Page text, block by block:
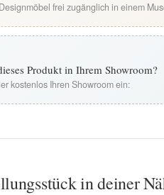
frei zugänglich in einem
Produkt in Ihrem Showroom?
kostenlos Ihren Showroom ein:
in deiner